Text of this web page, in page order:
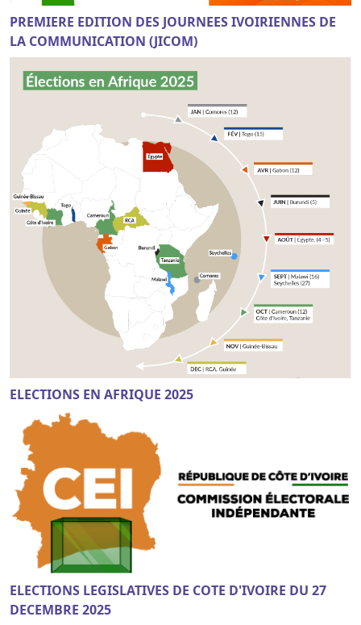
PREMIERE EDITION DES JOURNEES IVOIRIENNES DE
LA COMMUNICATION (JICOM)
ELECTIONS EN AFRIQUE 2025
ELECTIONS LEGISLATIVES DE COTE D'IVOIRE DU 27
DECEMBRE 2025